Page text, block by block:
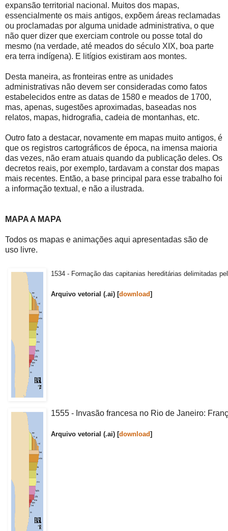
expansão territorial nacional. Muitos dos mapas,
essencialmente os mais antigos, expõem áreas reclamadas
ou proclamadas por alguma unidade administrativa, o que
não quer dizer que exerciam controle ou posse total do
mesmo (na verdade, até meados do século XIX, boa parte
era terra indígena). E litígios existiram aos montes.
Desta maneira, as fronteiras entre as unidades
administrativas não devem ser consideradas como fatos
estabelecidos entre as datas de 1580 e meados de 1700,
mas, apenas, sugestões aproximadas, baseadas nos
relatos, mapas, hidrografia, cadeia de montanhas, etc.
Outro fato a destacar, novamente em mapas muito antigos, é
que os registros cartográficos de época, na imensa maioria
das vezes, não eram atuais quando da publicação deles. Os
decretos reais, por exemplo, tardavam a constar dos mapas
mais recentes. Então, a base principal para esse trabalho foi
a informação textual, e não a ilustrada.
MAPA A MAPA
Todos os mapas e animações aqui apresentadas são de
uso livre.
1534 - Formação das capitanias hereditárias delimitadas
Arquivo vetorial (.ai) [download]
1555 - Invasão francesa no Rio de Janeiro:
Arquivo vetorial (.ai) [download]